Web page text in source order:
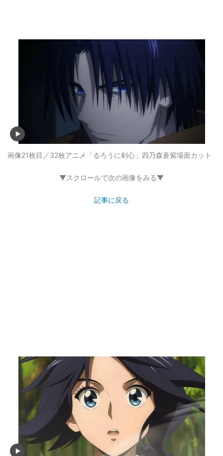
画像21枚目／32枚アニメ「るろうに剣心」四乃森蒼紫場面カット
▼スクロールで次の画像をみる▼
記事に戻る